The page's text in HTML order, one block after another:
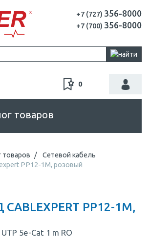
+7 (727) 356-8000
+7 (700) 356-8000
0
товаров
товаров
Сетевой кабель
PP12-1M, розовый
PP12-1M,
5e-Cat 1 m RO